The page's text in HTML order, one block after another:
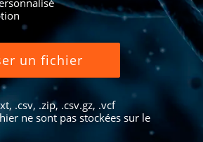
un fichier
.csv, .zip, .csv.gz, .vcf
ne sont pas stockées sur le